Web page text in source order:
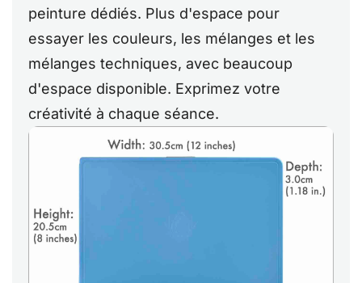
peinture dédiés. Plus d'espace pour
essayer les couleurs, les mélanges et les
mélanges techniques, avec beaucoup
d'espace disponible. Exprimez votre
créativité à chaque séance.